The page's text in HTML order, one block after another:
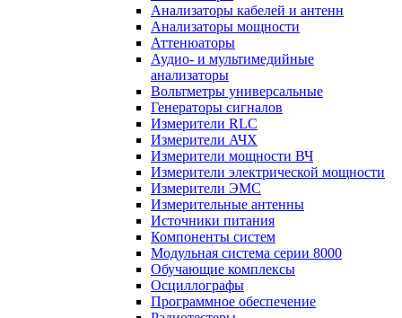
Анализаторы кабелей и антенн
Анализаторы мощности
Аттенюаторы
Аудио- и мультимедийные
анализаторы
Вольтметры универсальные
Генераторы сигналов
Измерители RLC
Измерители АЧХ
Измерители мощности ВЧ
Измерители электрической мощности
Измерители ЭМС
Измерительные антенны
Источники питания
Компоненты систем
Модульная система серии 8000
Обучающие комплексы
Осциллографы
Программное обеспечение